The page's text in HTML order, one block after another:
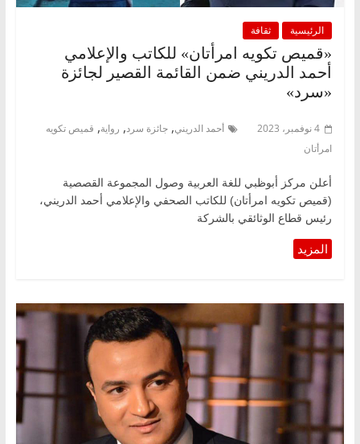
الرئيسية ثقافة
«قميص تكويه امرأتان» للكاتب والإعلامي
أحمد الدريني ضمن القائمة القصير لجائزة
«سرد»
4 نوفمبر، 2023 أحمد الدريني, جائزة سرد, رواية, قميص تكويه
امرأتان
أعلن مركز أبوظبي للغة العربية وصول المجموعة القصصية
(قميص تكويه امرأتان) للكاتب الصحفي والإعلامي أحمد الدريني،
رئيس قطاع الوثائقي بالشركة